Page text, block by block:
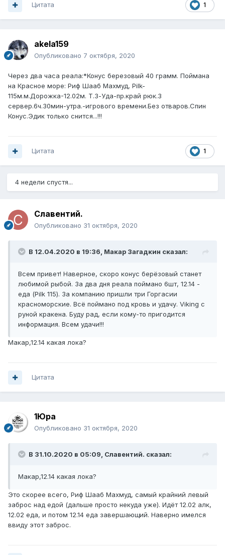
1
Цитата
akela159
Опубликовано 7 октября, 2020
Через два часа реала:*Конус березовый 40 грамм. Поймана
на Красное море: Риф Шааб Махмуд, Pilk-
115м.м.Дорожка-12.02м. Т.З-Уда-пр.край рюк.3
сервер.6ч.30мин-утра.-игрового времени.Без отваров.Спин
Конус.Эдик только снится...!!!
1
Цитата
4 недели спустя...
Славентий.
Опубликовано 31 октября, 2020
В 12.04.2020 в 19:36, Макар Загадкин сказал:
Всем привет! Наверное, скоро конус берёзовый станет
любимой рыбой. За два дня реала поймано 6шт, 12.14 -
еда (Pilk 115). За компанию пришли три Горгасии
красноморские. Всё поймано под кровь и удачу. Viking с
руной кракена. Буду рад, если кому-то пригодится
информация. Всем удачи!!!
Макар,12.14 какая лока?
Цитата
1Юра
Опубликовано 31 октября, 2020
В 31.10.2020 в 05:09, Славентий. сказал:
Макар,12.14 какая лока?
Это скорее всего, Риф Шааб Махмуд, самый крайний левый
заброс над едой (дальше просто некуда уже). Идёт 12.02 алк,
12.02 еда, и потом 12.14 еда завершающий. Наверно имелся
ввиду этот заброс.